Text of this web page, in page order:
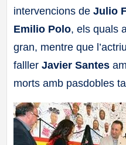
intervencions deJulio
Emilio Polo, els quals
gran, mentre que l’actriu
falllerJavier Santes
morts amb pasdobles